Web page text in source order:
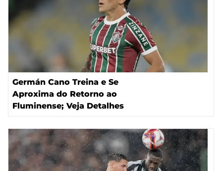
Germán Cano Treina e Se
Aproxima do Retorno ao
Fluminense; Veja Detalhes